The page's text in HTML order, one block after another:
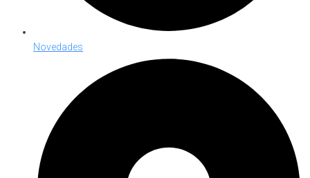
Novedades